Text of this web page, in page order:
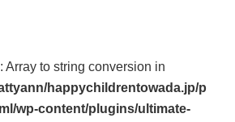
: Array to string conversion in
happychildrentowada.jp/p
wp-content/plugins/ultimate-